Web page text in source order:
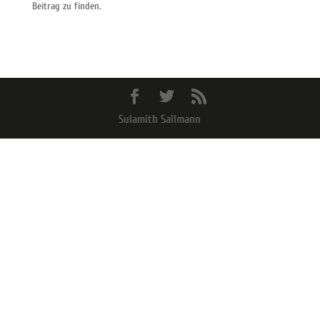
Beitrag zu finden.
Sulamith Sallmann